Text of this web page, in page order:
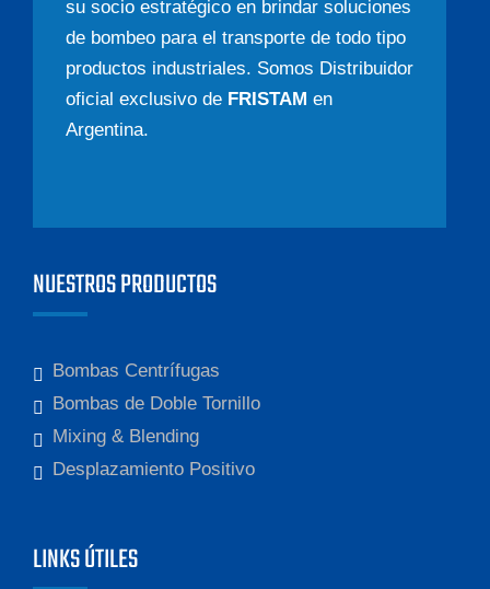
su socio estratégico en brindar soluciones
de bombeo para el transporte de todo tipo
productos industriales. Somos Distribuidor
oficial exclusivo de FRISTAM en
Argentina.
NUESTROS PRODUCTOS
Bombas Centrífugas
Bombas de Doble Tornillo
Mixing & Blending
Desplazamiento Positivo
LINKS ÚTILES